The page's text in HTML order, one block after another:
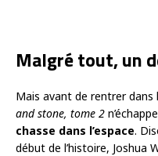
Malgré tout, un
Mais avant de rentrer dans
and stone, tome 2
chasse dans l’espace.
début de l’histoire, Joshua